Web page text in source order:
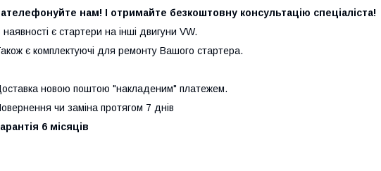
нам! І отримайте безкоштовну консультацію спеціаліста!
наявності є стартери на інші двигуни VW.
є комплектуючі для ремонту Вашого стартера.
новою поштою "накладеним" платежем.
чи заміна протягом 7 днів
6 місяців